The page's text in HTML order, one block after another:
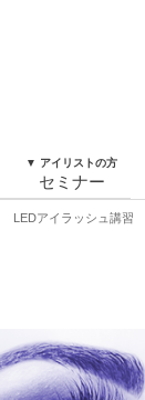
▼ アイリストの方
セミナー
LEDアイラッシュ講習